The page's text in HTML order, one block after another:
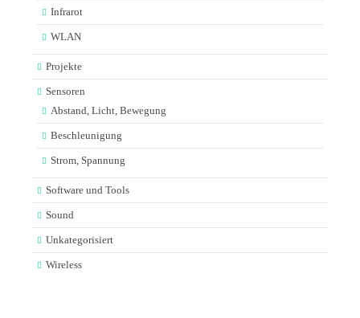
Infrarot
WLAN
Projekte
Sensoren
Abstand, Licht, Bewegung
Beschleunigung
Strom, Spannung
Software und Tools
Sound
Unkategorisiert
Wireless